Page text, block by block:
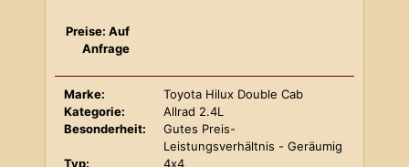
Preise: Auf
Anfrage
Marke:
Toyota Hilux Double Cab
Kategorie:
Allrad 2.4L
Besonderheit:
Gutes Preis-
Leistungsverhältnis - Geräumig
Typ:
4x4